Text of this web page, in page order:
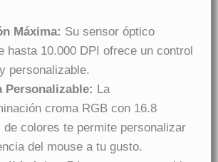
Máxima: Su sensor óptico
hasta 10.000 DPI ofrece un control
personalizable.
Personalizable: La
croma RGB con 16.8
de colores te permite personalizar
del mouse a tu gusto.